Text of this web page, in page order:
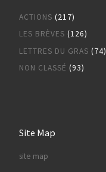
ACTIONS (217)
LES BRÈVES (126)
LETTRES DU GRAS (74)
NON CLASSÉ (93)
Site Map
site map